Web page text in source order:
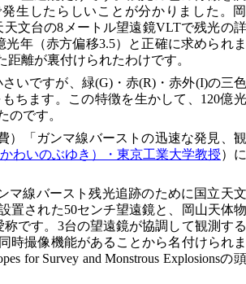
生したらしいことが分かりました。
文台の8メートル望遠鏡VLTで残光の
年（赤方偏移3.5）と正確に求められ
離が裏付けられたわけです。
いですが、緑(G)・赤(R)・赤外(I)の三
ちます。この特徴を生かして、120億
のです。
）「ガンマ線バーストの迅速な発見、
わいのぶゆき）・東京工業大学教授）
マ線バースト残光追跡のために国立天
置された50センチ望遠鏡と、岡山天体
です。3台の望遠鏡が協調して観測す
時撮像機能があることから名付けられ
for Survey and Monstrous Explosionsの